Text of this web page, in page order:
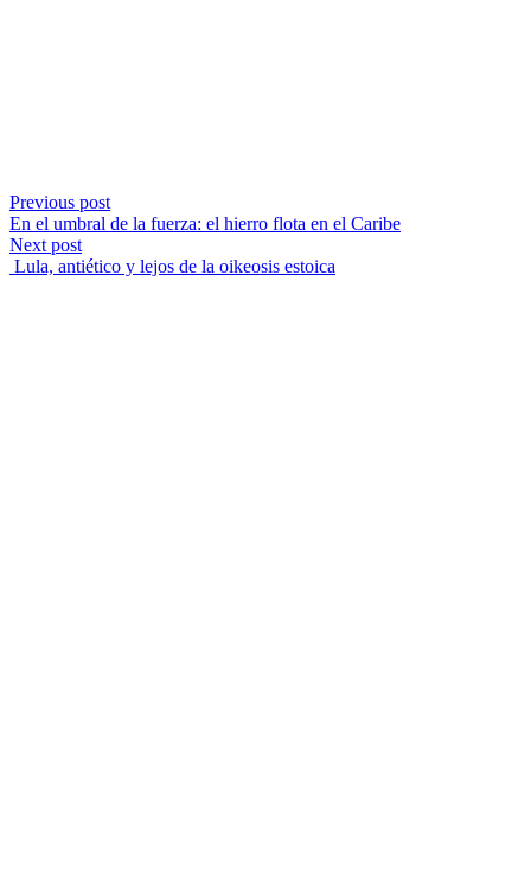
Previous post
En el umbral de la fuerza: el hierro flota en el Caribe
Next post
Lula, antiético y lejos de la oikeosis estoica